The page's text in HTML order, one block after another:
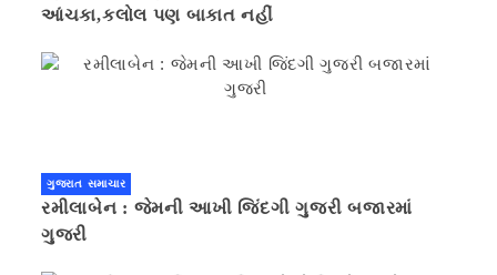
આંચકા,કલોલ પણ બાકાત નહીં
ગુજરાત સમાચાર
રમીલાબેન : જેમની આખી જિંદગી ગુજરી બજારમાં
ગુજરી